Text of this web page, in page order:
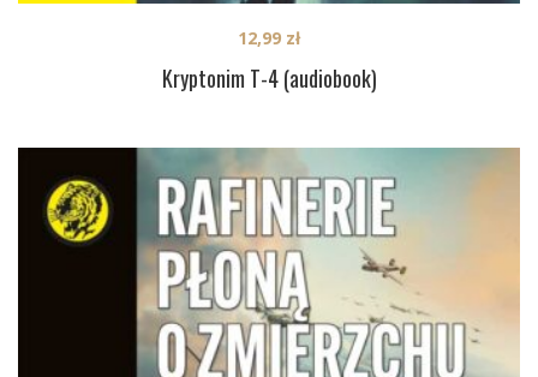
Kryptonim T-4 (audiobook)
12,99 zł